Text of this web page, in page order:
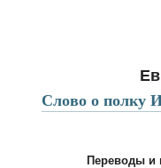
Слово о полку
Переводы и